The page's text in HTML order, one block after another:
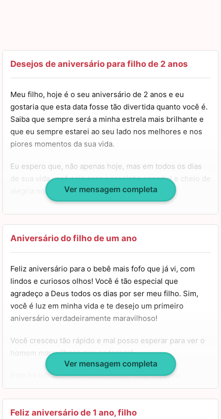
Desejos de aniversário para filho de 2 anos
Meu filho, hoje é o seu aniversário de 2 anos e eu
gostaria que esta data fosse tão divertida quanto você é.
Saiba que sempre será a minha estrela mais brilhante e
que eu sempre estarei ao seu lado nos melhores e nos
piores momentos da sua vida.
Eu espero que, não apenas hoje, mas em todos os dias
de sua vida você seja essa pessoinha especial e cheio de
alegria no coração.
Aos 2 anos, você é a criança mais doce e gentil que já
conheci e cada movimento seu é um divertimento e
benção para mim.
e que não importa o que aconteça eu sempre estarei ao
seu lado para o que precisar.
Te desejo muito amor, felicidades e prosperidade. Que
tudo isso venha em abundância durante toda a sua vida.
Feliz aniversário, meu filho!
Ver mensagem completa
Aniversário do filho de um ano
Feliz aniversário para o bebê mais fofo que já vi, com
lindos e curiosos olhos! Você é tão especial que
agradeço a Deus todos os dias por ser meu filho. Sim,
você é luz em minha vida e te desejo um primeiro
aniversário verdadeiramente maravilhoso!
Você cresceu tão rápido e mal posso esperar para ver o
homem maravilhoso que se tornará.
Este foi um ano maravilhoso, onde você superou
diversos desafios e se desenvolveu bastante. Que sua
vida, meu querido filho, seja sempre repleta de saúde,
alegria e companhias agradáveis, além de muitas
Ver mensagem completa
Feliz aniversário de 1 ano, filho